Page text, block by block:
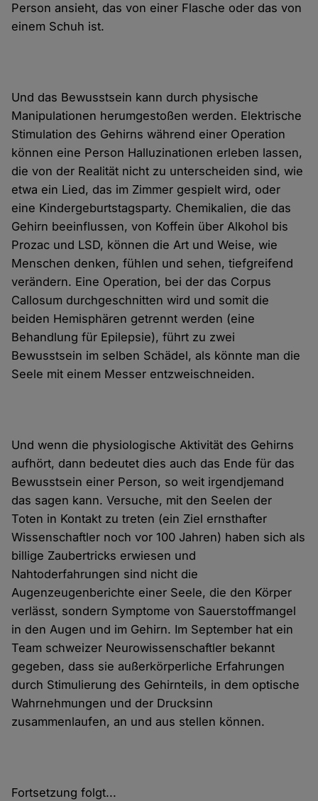
Person ansieht, das von einer Flasche oder das von
einem Schuh ist.
Und das Bewusstsein kann durch physische
Manipulationen herumgestoßen werden. Elektrische
Stimulation des Gehirns während einer Operation
können eine Person Halluzinationen erleben lassen,
die von der Realität nicht zu unterscheiden sind, wie
etwa ein Lied, das im Zimmer gespielt wird, oder
eine Kindergeburtstagsparty. Chemikalien, die das
Gehirn beeinflussen, von Koffein über Alkohol bis
Prozac und LSD, können die Art und Weise, wie
Menschen denken, fühlen und sehen, tiefgreifend
verändern. Eine Operation, bei der das Corpus
Callosum durchgeschnitten wird und somit die
beiden Hemisphären getrennt werden (eine
Behandlung für Epilepsie), führt zu zwei
Bewusstsein im selben Schädel, als könnte man die
Seele mit einem Messer entzweischneiden.
Und wenn die physiologische Aktivität des Gehirns
aufhört, dann bedeutet dies auch das Ende für das
Bewusstsein einer Person, so weit irgendjemand
das sagen kann. Versuche, mit den Seelen der
Toten in Kontakt zu treten (ein Ziel ernsthafter
Wissenschaftler noch vor 100 Jahren) haben sich als
billige Zaubertricks erwiesen und
Nahtoderfahrungen sind nicht die
Augenzeugenberichte einer Seele, die den Körper
verlässt, sondern Symptome von Sauerstoffmangel
in den Augen und im Gehirn. Im September hat ein
Team schweizer Neurowissenschaftler bekannt
gegeben, dass sie außerkörperliche Erfahrungen
durch Stimulierung des Gehirnteils, in dem optische
Wahrnehmungen und der Drucksinn
zusammenlaufen, an und aus stellen können.
Fortsetzung folgt...